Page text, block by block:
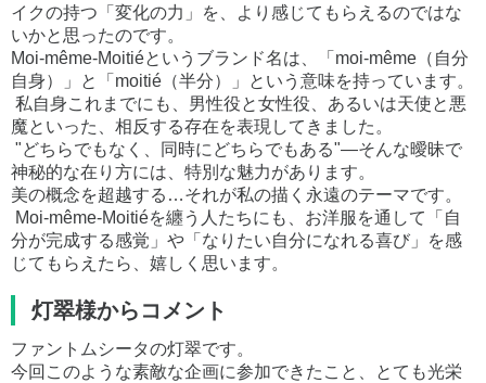
イクの持つ「変化の力」を、より感じてもらえるのではな
いかと思ったのです。
Moi-même-Moitiéというブランド名は、「moi-même（自分
自身）」と「moitié（半分）」という意味を持っています。
私自身これまでにも、男性役と女性役、あるいは天使と悪
魔といった、相反する存在を表現してきました。
"どちらでもなく、同時にどちらでもある"—そんな曖昧で
神秘的な在り方には、特別な魅力があります。
美の概念を超越する…それが私の描く永遠のテーマです。
Moi-même-Moitiéを纏う人たちにも、お洋服を通して「自
分が完成する感覚」や「なりたい自分になれる喜び」を感
じてもらえたら、嬉しく思います。
灯翠様からコメント
ファントムシータの灯翠です。
今回このような素敵な企画に参加できたこと、とても光栄